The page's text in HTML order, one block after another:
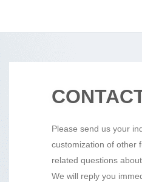
Please send us your
customization of other
related questions
We will reply you